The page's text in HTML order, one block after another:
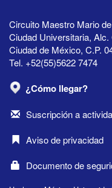
Circuito Maestro Mario
Ciudad Universitaria,
Ciudad de México, C.P.
Tel. +52(55)5622 7474
¿Cómo llegar?
Suscripción a
Aviso de privacidad
Documento de